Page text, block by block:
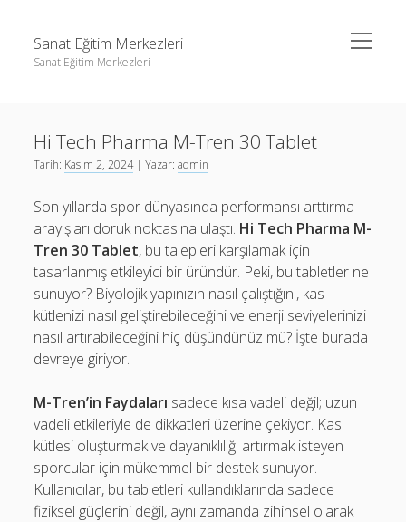
Sanat Eğitim Merkezleri
Sanat Eğitim Merkezleri
menüyü
aç
Sayfa Listesi
Youtube Abone Kasma Ücretsiz
Sayfa Listesi
Youtube Abone Kasma Ücretsiz
Hi Tech Pharma M-Tren 30 Tablet
Tarih: Kasım 2, 2024| Yazar:admin
Son yıllarda spor dünyasında performansı arttırma
arayışları doruk noktasına ulaştı. Hi Tech Pharma M-
Tren 30 Tablet, bu talepleri karşılamak için
tasarlanmış etkileyici bir üründür. Peki, bu tabletler ne
sunuyor? Biyolojik yapınızın nasıl çalıştığını, kas
kütlenizi nasıl geliştirebileceğini ve enerji seviyelerinizi
nasıl artırabileceğini hiç düşündünüz mü? İşte burada
devreye giriyor.
M-Tren’in Faydaları sadece kısa vadeli değil; uzun
vadeli etkileriyle de dikkatleri üzerine çekiyor. Kas
kütlesi oluşturmak ve dayanıklılığı artırmak isteyen
sporcular için mükemmel bir destek sunuyor.
Kullanıcılar, bu tabletleri kullandıklarında sadece
fiziksel güçlerini değil, aynı zamanda zihinsel olarak